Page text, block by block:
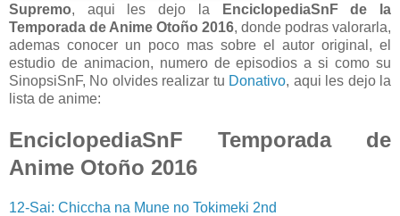
Supremo, aqui les dejo la
EnciclopediaSnF de la
Temporada de Anime Otoño 2016, donde podras valorarla,
ademas conocer un poco mas sobre el autor original, el
estudio de animacion, numero de episodios a si como su
SinopsiSnF, No olvides realizar tu Donativo, aqui les dejo la
lista de anime:
EnciclopediaSnF Temporada de
Anime Otoño 2016
12-Sai: Chiccha na Mune no Tokimeki 2nd